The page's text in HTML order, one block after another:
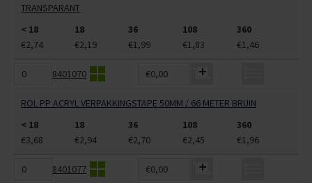
TRANSPARANT
< 18
18 36 108
360
€2,74
€2,19 €1,99 €1,83 €1,46
8401070 €0,00
ROL PP ACRYL VERPAKKINGSTAPE 50MM / 66 METER BRUIN
< 18
18 36 108
360
€3,68
€2,94 €2,70 €2,45 €1,96
8401077 €0,00